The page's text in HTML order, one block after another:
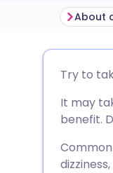
About
Try to
It may
benefit.